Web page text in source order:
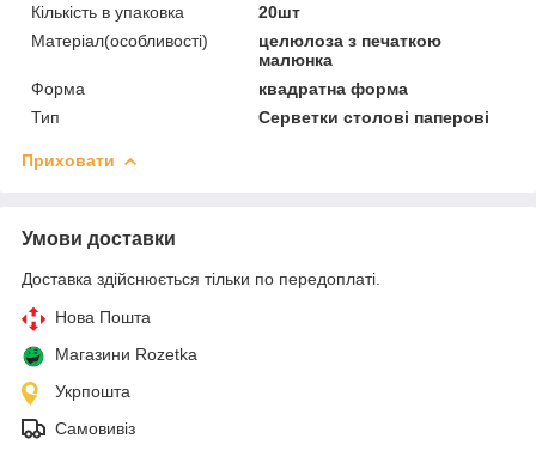
Кількість в упаковка
20шт
Матеріал(особливості)
целюлоза з печаткою
малюнка
Форма
квадратна форма
Тип
Серветки столові паперові
Приховати
Умови доставки
Доставка здійснюється тільки по передоплаті.
Нова Пошта
Магазини Rozetka
Укрпошта
Самовивіз